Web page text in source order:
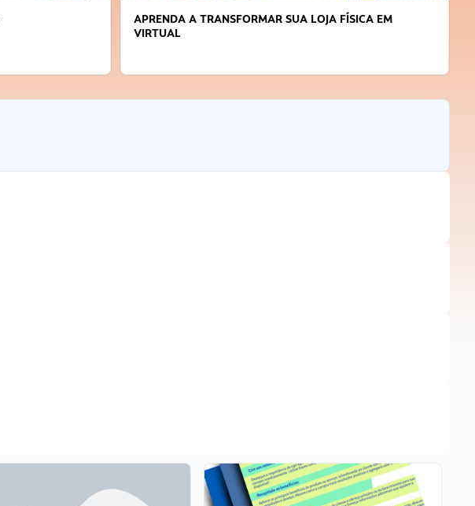
APRENDA A TRANSFORMAR SUA LOJA FÍSICA EM
VIRTUAL